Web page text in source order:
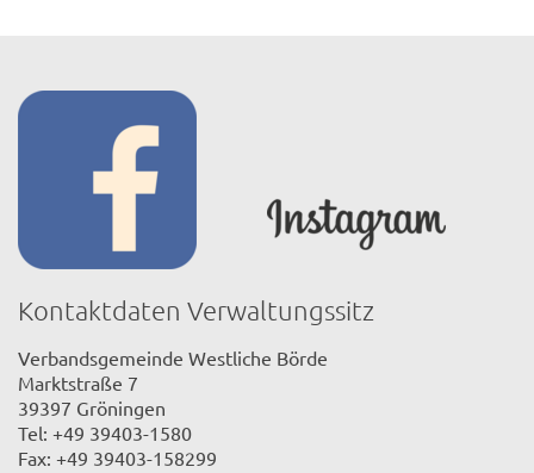
Kontaktdaten Verwaltungssitz
Verbandsgemeinde Westliche Börde
Marktstraße 7
39397 Gröningen
Tel: +49 39403-1580
Fax: +49 39403-158299